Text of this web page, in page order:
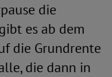
die
es ab dem
die Grundrente
die dann in